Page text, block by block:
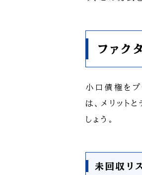
ファク
小口債権をプ
は、メリット
しょう。
未回収リ